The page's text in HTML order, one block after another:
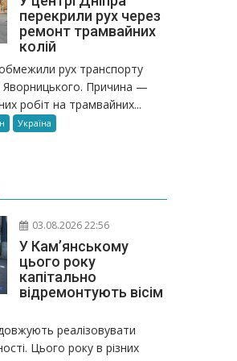
перекрили рух через
ремонт трамвайних
колій
рух транспорту
Причина —
робіт на трамвайних...
Україна
03.08.2026 22:56
У Кам’янському
цього року
капітально
відремонтують вісім
реалізовувати
Цього року в різних